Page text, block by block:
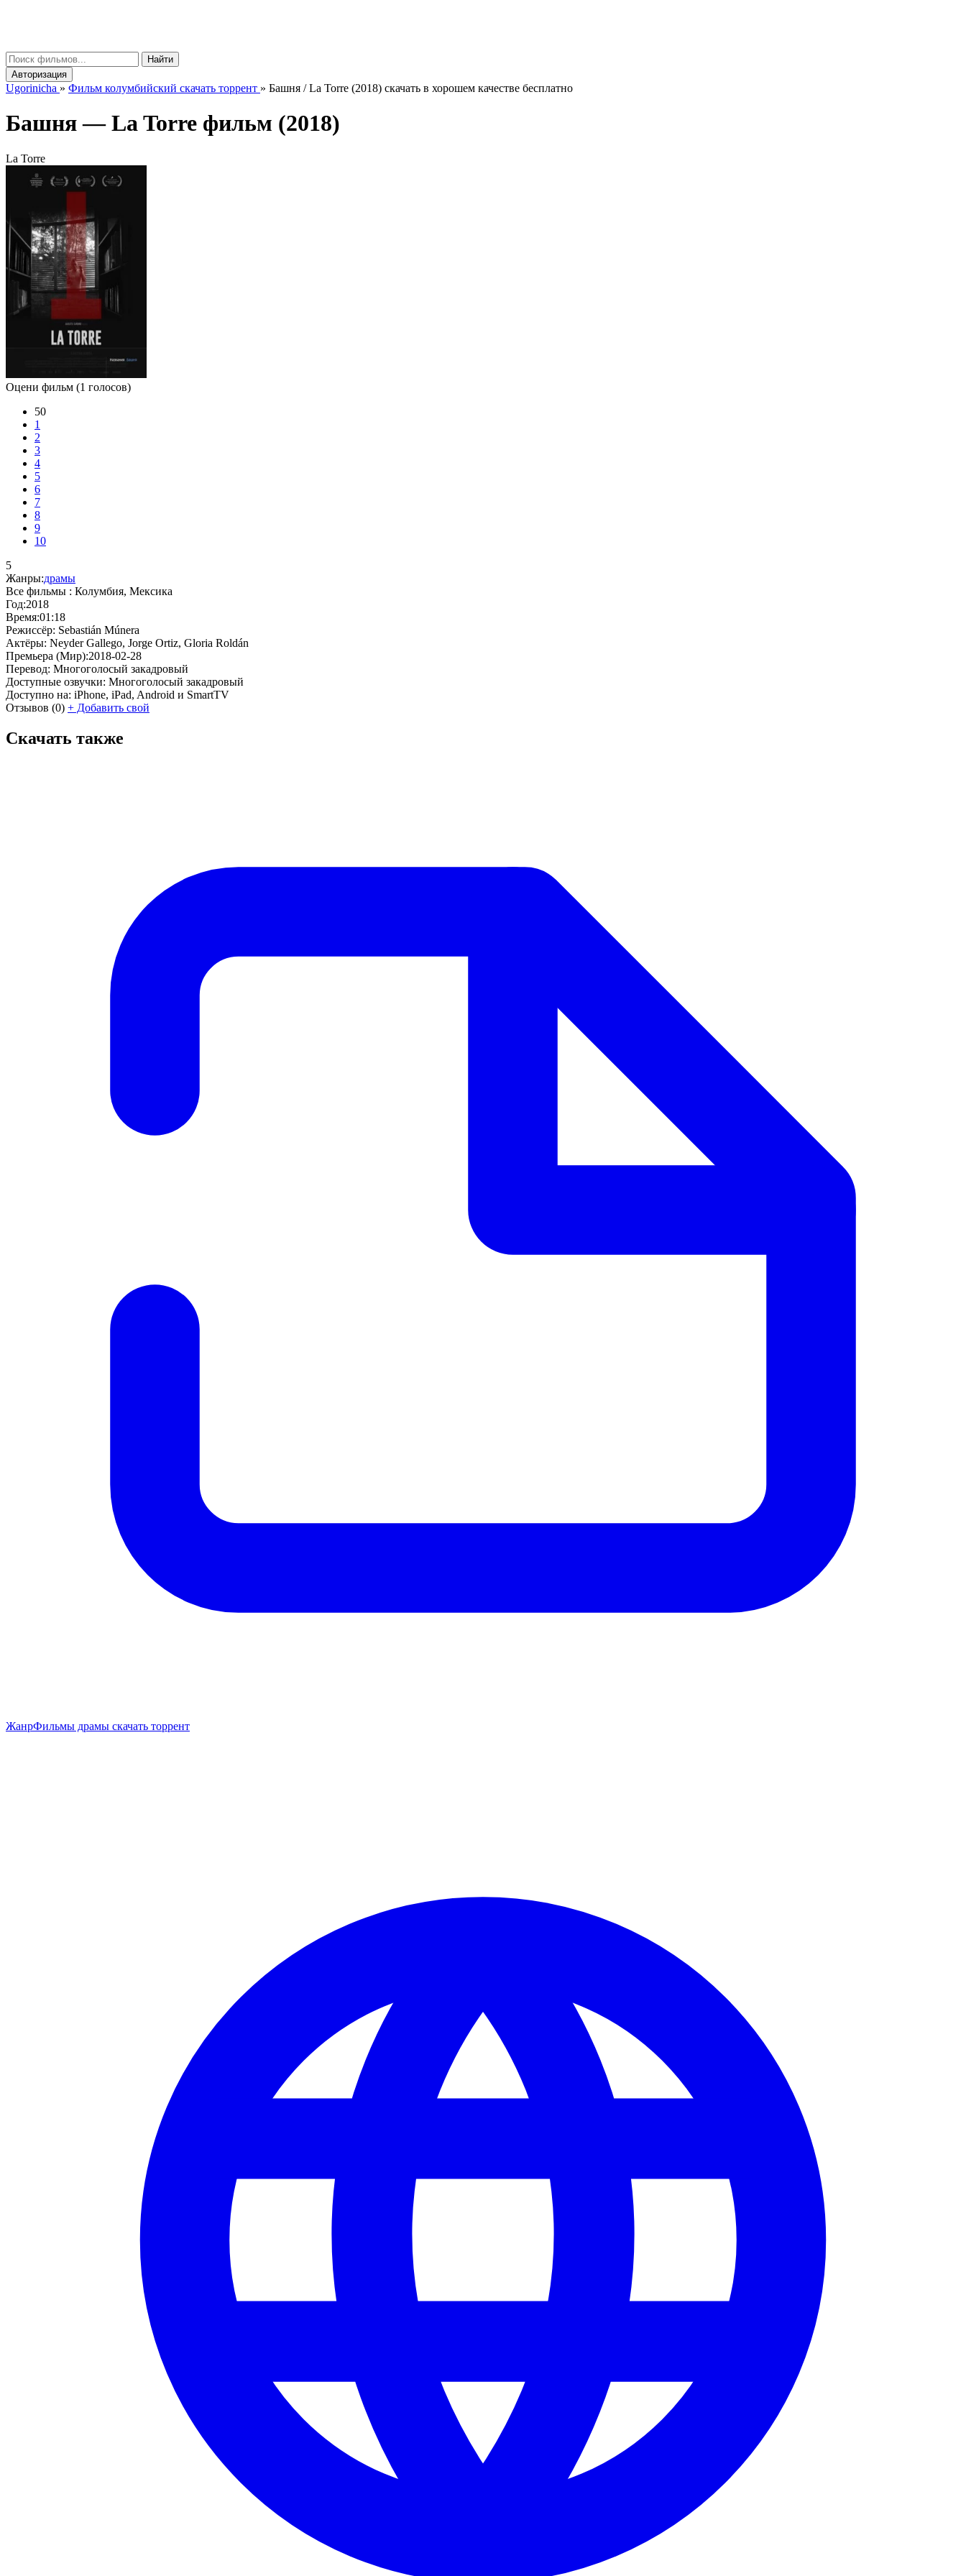
Найти
Авторизация
Ugorinicha » Фильм колумбийский скачать торрент » Башня / La Torre (2018) скачать в хорошем качестве бесплатно
Башня —La Torre фильм (2018)
La Torre
Оцени фильм (1 голосов)
50
1
2
3
4
5
6
7
8
9
10
5
Жанры:драмы
Все фильмы : Колумбия, Мексика
Год:2018
Время:01:18
Режиссёр: Sebastián Múnera
Актёры: Neyder Gallego, Jorge Ortiz, Gloria Roldán
Премьера (Мир):2018-02-28
Перевод: Многоголосый закадровый
Доступные озвучки: Многоголосый закадровый
Доступно на: iPhone, iPad, Android и SmartTV
Отзывов (0) + Добавить свой
Скачать также
ЖанрФильмы драмы скачать торрент